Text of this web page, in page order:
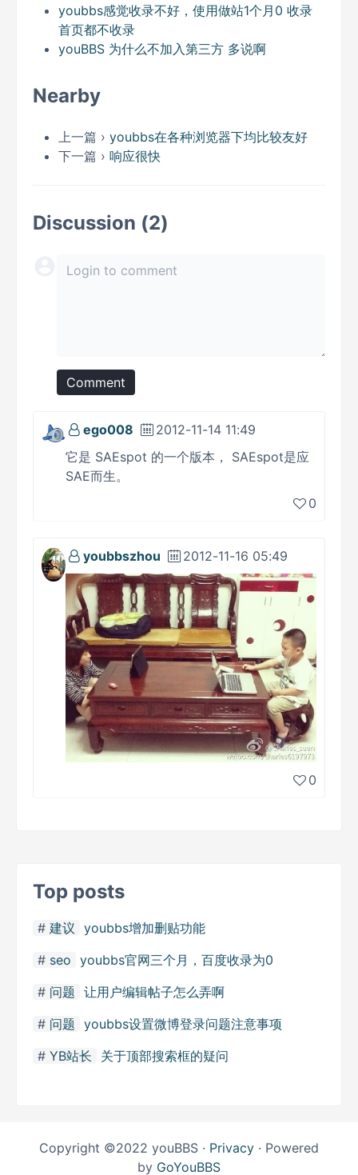
youbbs感觉收录不好，使用做站1个月0 收录
首页都不收录
youBBS 为什么不加入第三方 多说啊
Nearby
上一篇 › youbbs在各种浏览器下均比较友好
下一篇 › 响应很快
Discussion (2)
Comment
ego008
2012-11-14 11:49
它是 SAEspot 的一个版本， SAEspot是应
SAE而生。
0
youbbszhou 2012-11-16 05:49
0
Top posts
建议 youbbs增加删贴功能
seo youbbs官网三个月，百度收录为0
问题 让用户编辑帖子怎么弄啊
问题 youbbs设置微博登录问题注意事项
YB站长
关于顶部搜索框的疑问
Copyright ©2022 youBBS · Privacy · Powered
by GoYouBBS